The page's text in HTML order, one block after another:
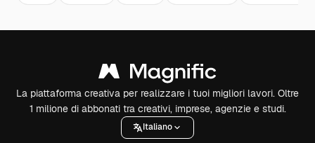
La piattaforma creativa per realizzare i tuoi migliori lavori. Oltre
1 milione di abbonati tra creativi, imprese, agenzie e studi.
Italiano